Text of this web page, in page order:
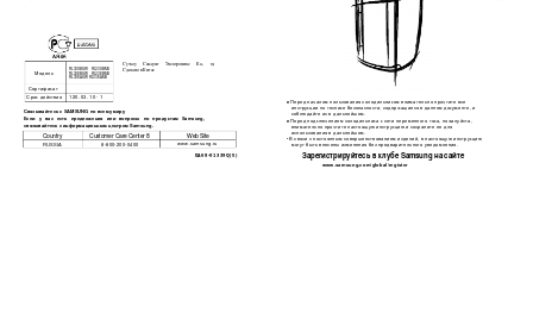
Модель
RL33SBSW
RL33SBMS
RL33EBSW
RL33EBMS
RL33EASW RL33EAMS
Сертификат
Срок действия 120. 03. 10~ 1
Суэхоу Самсунг Электронике Ко.,
тд
Сделано в Китае
Связывайтесь с SAMSUNG по всему миру
Если у вас есть предложения или вопросы по продуктам Samsung,
связывайтесь с информационным центром Samsung.
Country Customer Care Center 8 Web Site
RUSSIA 8-800-200-0400 www.samsung.ru
DA68-01339Q(5)
е Перед началом пользования холодильником внимательно прочтите все
инструкции по технике безопасности, содержащиеся в данном документе, и
соблюдайте их в дальнейшем.
е Перед подключением холодильника к сети переменного тока, пожалуйста,
внимательно прочтите настоящую инструкцию и сохраните ее для
использования в дальнейшем.
• В связи с постоянным совершенствованием изделий, в настоящую инструкцию
могут быть внесены изменения без предварительного уведомления.
Зарегистрируйтесь в клубе Samsung на сайте
www.samsung.com/global/register